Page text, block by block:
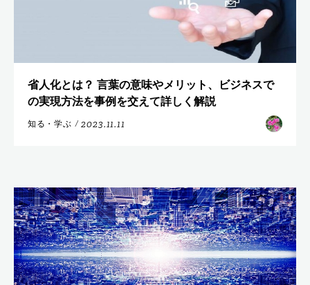
省人化とは？ 言葉の意味やメリット、ビジネスで
の実現方法を事例を交えて詳しく解説
知る・学ぶ / 2023.11.11